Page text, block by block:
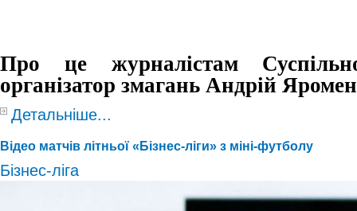
Про це журналістам
організатор змагань Андрій
Детальніше...
Відео матчів літньої «Бізнес-ліги» з міні-футболу
Бізнес-ліга